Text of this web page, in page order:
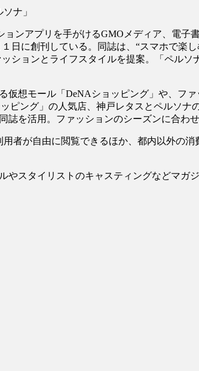
ナ」
ンアプリを手がけるGMOメディア、電子
日に創刊している。同誌は、“スマホで
ションとライフスタイルを提案。「ペル
想モール「DeNAショッピング」や、フ
ピング」の人気店、神戸レタスとペルソ
を活用。ファッションのシーズンに合わ
者が自由に閲覧できるほか、都内以外の
やスタイリストのキャスティングなどマ